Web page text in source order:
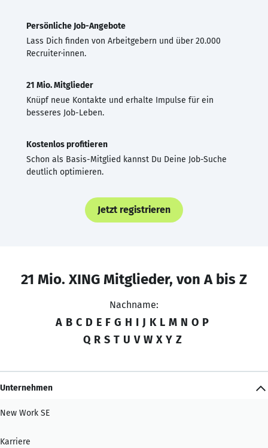
Persönliche Job-Angebote
Lass Dich finden von Arbeitgebern und über 20.000
Recruiter·innen.
21 Mio. Mitglieder
Knüpf neue Kontakte und erhalte Impulse für ein
besseres Job-Leben.
Kostenlos profitieren
Schon als Basis-Mitglied kannst Du Deine Job-Suche
deutlich optimieren.
Jetzt registrieren
21 Mio. XING Mitglieder, von A bis Z
Nachname:
A B C D E F G H I J K L M N O P
Q R S T U V W X Y Z
Unternehmen
New Work SE
Karriere